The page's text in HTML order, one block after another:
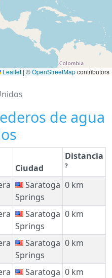
Leaflet | ©OpenStreetMapcontributors
de agua
Ciudad
Distancia
?
Saratoga
Springs
0 km
Saratoga
Springs
0 km
Saratoga
Springs
0 km
Saratoga 0 km